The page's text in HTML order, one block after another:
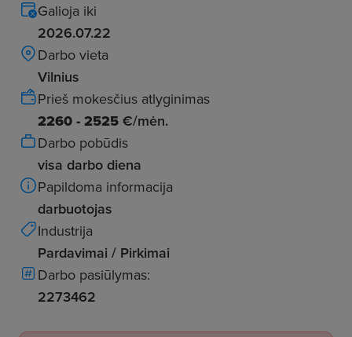
Galioja iki
2026.07.22
Darbo vieta
Vilnius
Prieš mokesčius atlyginimas
2260 - 2525 €/mėn.
Darbo pobūdis
visa darbo diena
Papildoma informacija
darbuotojas
Industrija
Pardavimai / Pirkimai
Darbo pasiūlymas:
2273462